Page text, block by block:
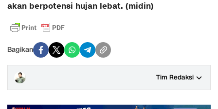
akan berpotensi hujan lebat. (midin)
Bagikan
Tim Redaksi